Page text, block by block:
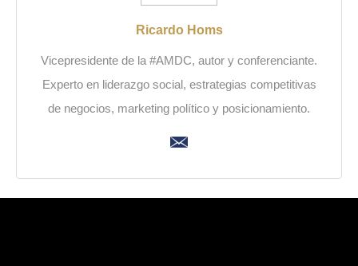
Ricardo Homs
Vicepresidente de la #AMDC, autor y conferenciante.
Experto en liderazgo social, estrategias competitivas
de negocios, marketing político y posicionamiento.